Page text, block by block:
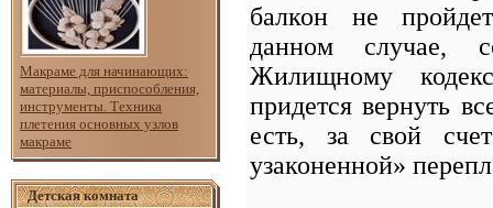
Макраме для начинающих:
материалы, приспособления,
инструменты. Техника
плетения основных узлов
макраме
Детская комната
балкон не
данном случае,
Жилищному
придется вернуть
есть, за свой
узаконенной»